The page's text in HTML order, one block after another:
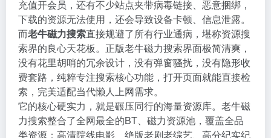
充值开会员，还有不少站点夹带病毒链接、恶意捆绑，
下载的资源无法使用，还会导致设备卡顿、信息泄露。
而老牛磁力搜索直接规避了所有行业通病，堪称资源搜
索界的良心天花板。正版老牛磁力搜索界面极简清爽，
没有花里胡哨的冗余设计，没有弹窗骚扰，没有隐形收
费套路，纯粹专注搜索核心功能，打开页面就能直接检
索，完美适配当代懒人上网需求。
它的核心硬实力，就是碾压同行的海量资源库。老牛磁
力搜索整合了全网最全的BT、磁力资源池，覆盖全品
类资源：高清院线电影、绝版老剧老综艺、高分纪实纪